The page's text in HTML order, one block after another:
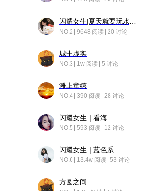
NO.2 9648 阅读 20 讨论
城中虚实
NO.3 1w 阅读 5 讨论
滩上童嬉
NO.4 390 阅读 28 讨论
闪耀女生｜看海
NO.5 593 阅读 12 讨论
闪耀女生｜蓝色系
NO.6 13.4w 阅读 53 讨论
方圆之间